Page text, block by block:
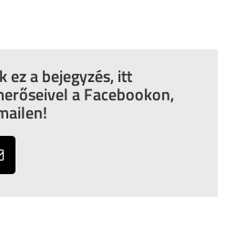
ez a bejegyzés, itt
a Facebookon,
Email: